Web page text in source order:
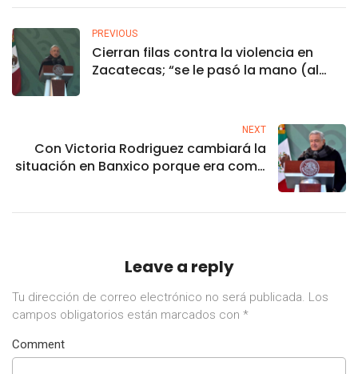
PREVIOUS
Cierran filas contra la violencia en
Zacatecas; “se le pasó la mano (al
NEXT
Con Victoria Rodriguez cambiará la
situación en Banxico porque era como
Leave a reply
Tu dirección de correo electrónico no será publicada. Los
campos obligatorios están marcados con *
Comment